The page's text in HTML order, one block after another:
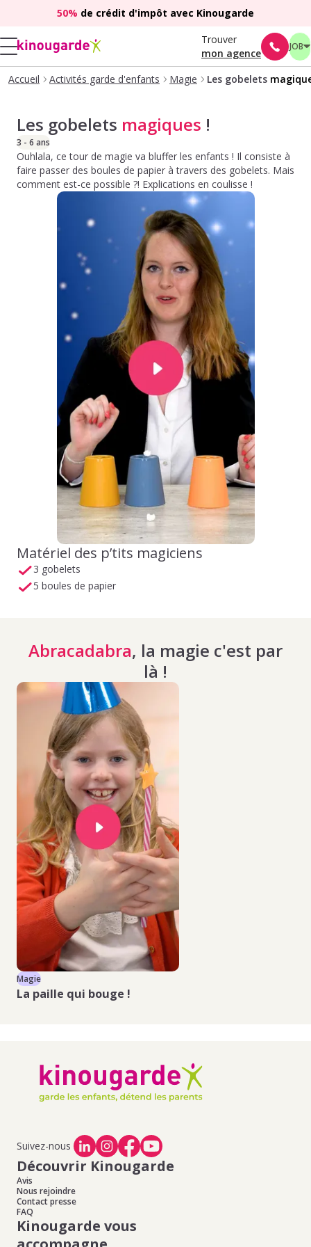
50% de crédit d'impôt avec Kinougarde
Trouver
mon agence
JOB
Accueil Activités garde d'enfants Magie Les gobelets
Les gobelets magiques !
3 - 6 ans
Ouhlala, ce tour de magie va bluffer les enfants ! Il consiste à
faire passer des boules de papier à travers des gobelets. Mais
comment est-ce possible ?! Explications en coulisse !
Matériel des p’tits magiciens
3 gobelets
5 boules de papier
Abracadabra, la magie c'est par
là !
Magie
La paille qui bouge !
Suivez-nous
Découvrir Kinougarde
Avis
Nous rejoindre
Contact presse
FAQ
Kinougarde vous